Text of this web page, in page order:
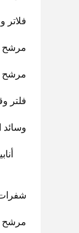
فلاتر
مرشح
مرشح
فلتر
وسائد
شفرات
مرشح